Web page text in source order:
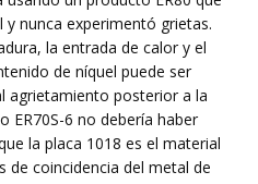
nunca experimentó grietas.
la entrada de calor y el
de níquel puede ser
agrietamiento posterior a la
ER70S-6 no debería haber
la placa 1018 es el material
de coincidencia del metal de